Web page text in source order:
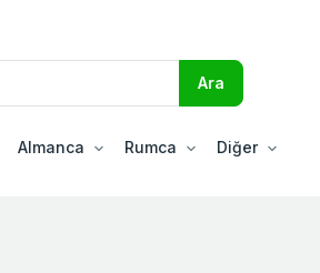
Almanca Rumca Diğer